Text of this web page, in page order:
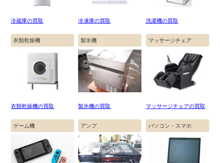
冷蔵庫の買取 冷凍庫の買取 洗濯機の買取
衣類乾燥機
衣類乾燥機の買取
製氷機
製氷機の買取
マッサージチェア
マッサージチェアの買取
ゲーム機 アンプ パソコン・スマホ